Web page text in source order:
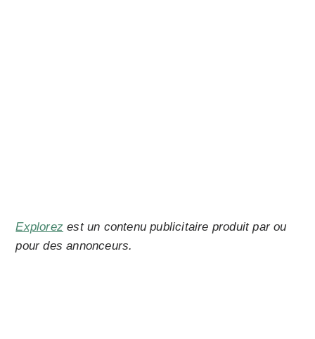
Explorez est un contenu publicitaire produit par ou
pour des annonceurs.